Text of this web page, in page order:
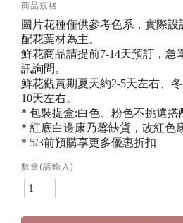
商品規格
圖片花種僅供參考色系，實際設
配花葉材為主。
鮮花商品請提前7-14天預訂，急
訊詢問。
鮮花觀賞期夏天約2-5天左右、
10天左右。
* 包裝提盒:白色、粉色不挑選搭
* 紅底白邊康乃馨缺貨，改紅色
* 5/3前預購享更多優惠折扣
數量(請輸入)